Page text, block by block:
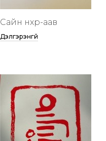
Сайн нөхөр-аав
Дэлгэрэнгүй